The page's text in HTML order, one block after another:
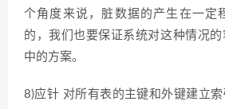
个角度来说，脏数据的产生在一定
的，我们也要保证系统对这种情况
中的方案。
8)应针 对所有表的主键和外键建立